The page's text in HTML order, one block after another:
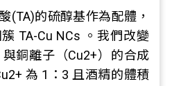
(TA)的硫醇基作為配體，
TA-Cu NCs 。我們改變
銅離子（Cu2+）的合成
為 1：3 且酒精的體積